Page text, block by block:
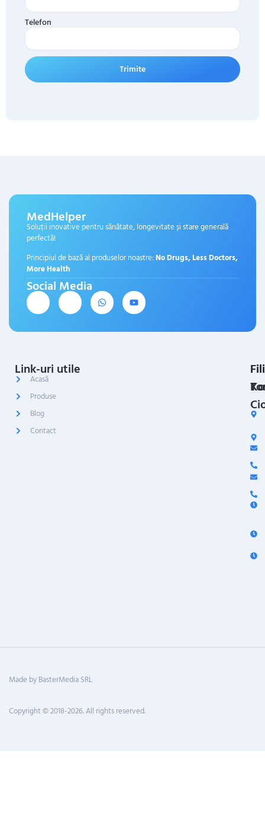
Telefon
Trimite
MedHelper
Soluții inovative pentru sănătate, longevitate și stare generală
perfectă!
Principiul de bază al produselor noastre:No Drugs, Less Doctors,
More Health
Social Media
Link-uri utile
Acasă
Produse
Blog
Contact
Made by BasterMedia SRL
Copyright © 2018-2026. All rights reserved.